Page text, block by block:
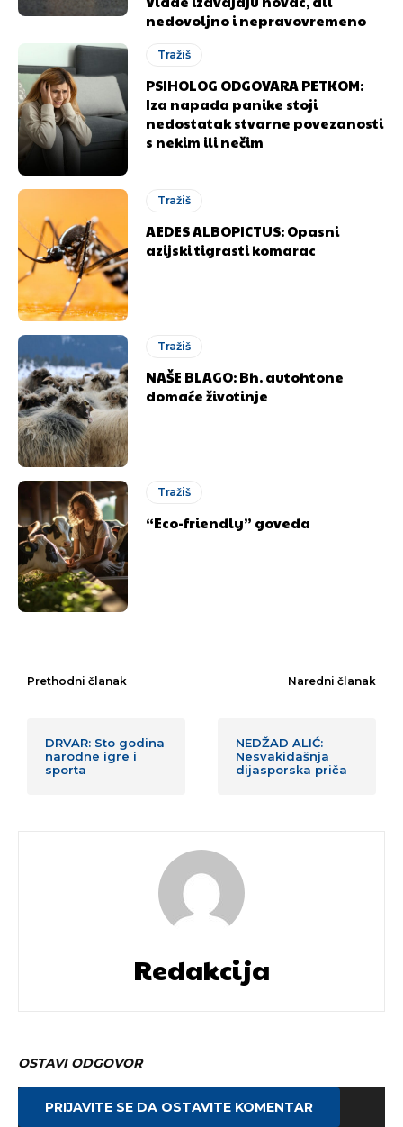
nedovoljno i nepravovremeno
Tražiš
PSIHOLOG ODGOVARA PETKOM:
Iza napada panike stoji
nedostatak stvarne povezanosti
s nekim ili nečim
Tražiš
AEDES ALBOPICTUS: Opasni
azijski tigrasti komarac
Tražiš
NAŠE BLAGO: Bh. autohtone
domaće životinje
Tražiš
“Eco-friendly” goveda
Prethodni članak
DRVAR: Sto godina
narodne igre i
sporta
Naredni članak
NEDŽAD ALIĆ:
Nesvakidašnja
dijasporska priča
Redakcija
OSTAVI ODGOVOR
PRIJAVITE SE DA OSTAVITE KOMENTAR